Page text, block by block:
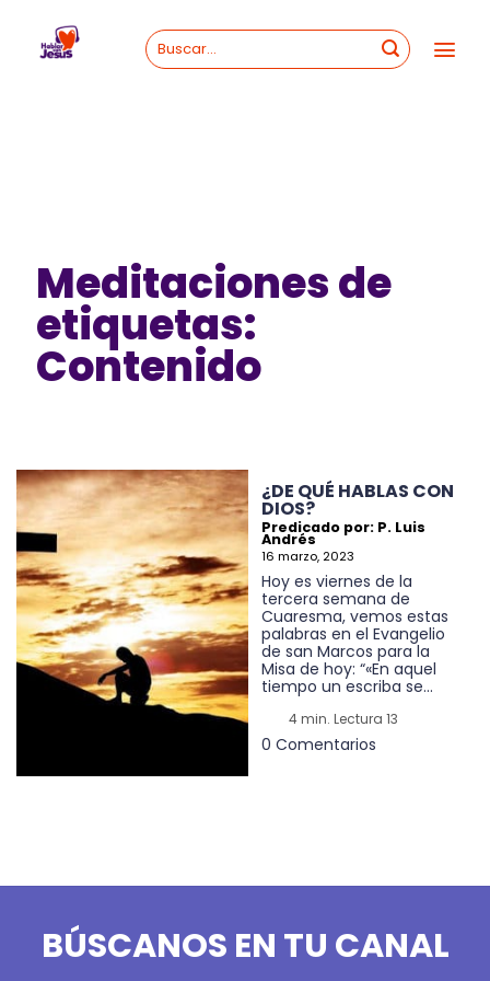
content
Meditaciones de
etiquetas:
Contenido
¿DE QUÉ HABLAS CON
DIOS?
Predicado por: P. Luis
Andrés
16 marzo, 2023
Hoy es viernes de la
tercera semana de
Cuaresma, vemos estas
palabras en el Evangelio
de san Marcos para la
Misa de hoy: “«En aquel
tiempo un escriba se...
4 min. Lectura 13
0 Comentarios
BÚSCANOS EN TU CANAL